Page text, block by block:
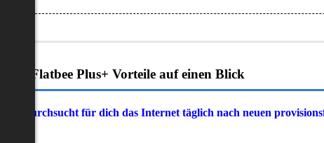
Flatbee Plus+ Vorteile auf einen Blick
durchsucht für dich das Internet täglich nach neuen